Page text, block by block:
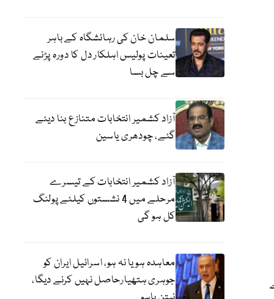
سلمان خان کی رہائشگاہ کے باہر
تعینات پولیس اہلکار دل کا دورہ پڑنے
سے چل بسا
آزاد کشمیر انتخابات متنازع بنا دیئے
گئے، چودھری یاسین
آزاد کشمیر انتخابات کے تیسرے
مرحلے میں 4 نشستوں کیلئے پولنگ
کل ہو گی
معاہدہ ہو یا نہ ہو، اسرائیل ایران کو
جوہری ہتھیارحاصل نہیں کرنے دیگا،